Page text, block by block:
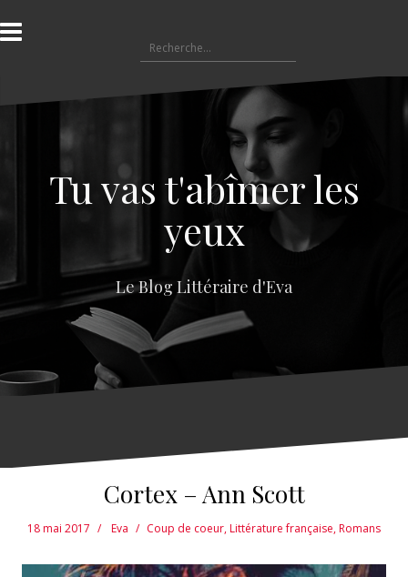
l
a
e
e
Tu vas t'abîmer les
yeux
Le Blog Littéraire d'Eva
Cortex – Ann Scott
18 mai 2017 Eva Coup de coeur,Littérature française,Romans